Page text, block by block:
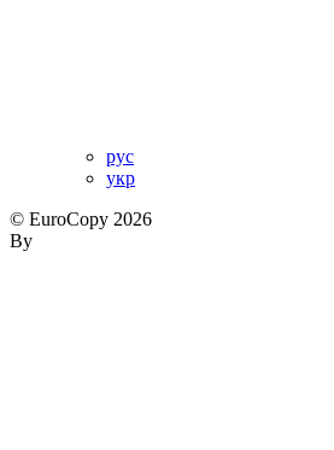
рус
укр
© EuroCopy 2026
By